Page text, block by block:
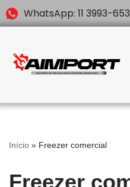
conteúdo
WhatsApp: 11 3993-
Início » Freezer comercial
Freezer